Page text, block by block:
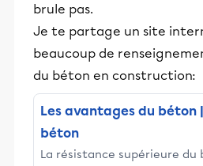
brule pas.
Je te partage un site
beaucoup de
du béton en construction:
Les avantages du béton
béton
La résistance supérieure